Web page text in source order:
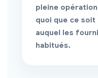
pleine
quoi que ce
auquel les
habitués.